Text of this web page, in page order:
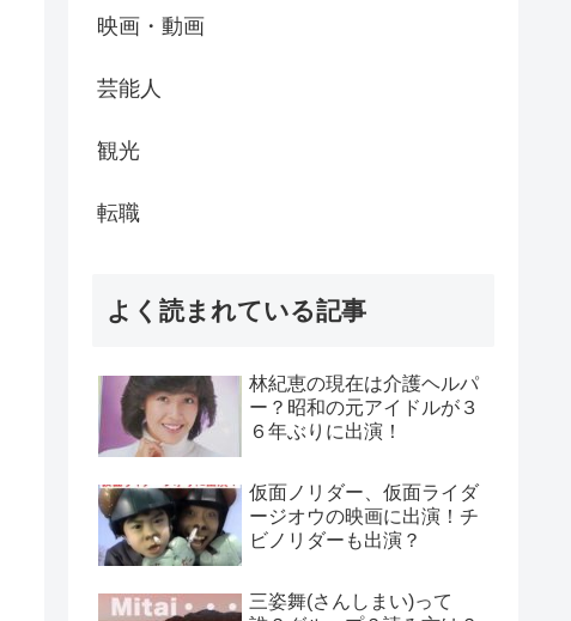
映画・動画
芸能人
観光
転職
よく読まれている記事
林紀恵の現在は介護ヘルパ
ー？昭和の元アイドルが３
６年ぶりに出演！
仮面ノリダー、仮面ライダ
ージオウの映画に出演！チ
ビノリダーも出演？
三姿舞(さんしまい)って